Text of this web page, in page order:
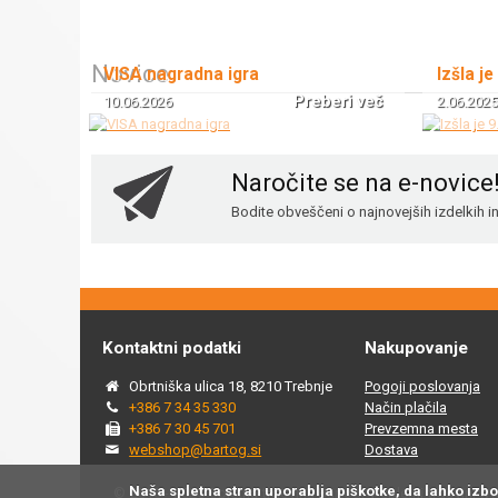
Novice
VISA nagradna igra
10.06.2026 Preberi več
Izšla
2.06.2025
Naročite se na e-novice!
Bodite obveščeni o najnovejših izdelkih
Kontaktni podatki
Obrtniška ulica 18, 8210 Trebnje
+386 7 34 35 330
+386 7 30 45 701
webshop@bartog.si
Nakupovanje
Pogoji poslovanja
Način plačila
Prevzemna mesta
Dostava
© 2015 - 2025 Spletna trgovina Bartog, v spletni trgovini
Naša spletna stran uporablja piškotke, da lahko